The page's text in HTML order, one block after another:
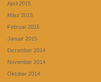
April 2015
März 2015
Februar 2015
Januar 2015
Dezember 2014
November 2014
Oktober 2014